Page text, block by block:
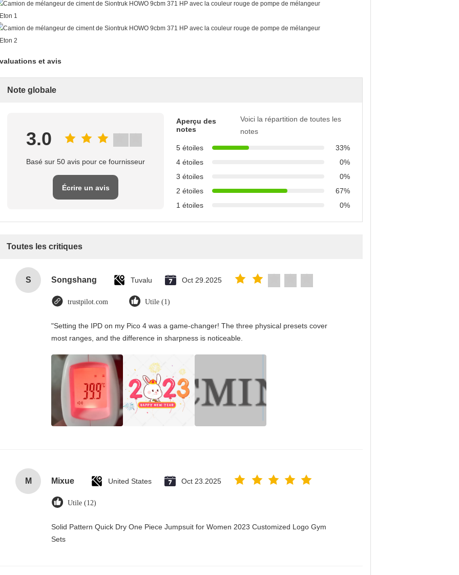
et avis
Note globale
3.0
Basé sur 50 avis pour ce fournisseur
Écrire un avis
Aperçu des
notes
Voici la répartition de toutes les
notes
5 étoiles
33%
4 étoiles
0%
3 étoiles
0%
2 étoiles
67%
1 étoiles
0%
Toutes les critiques
S Songshang Tuvalu Oct 29.2025
trustpilot.com Utile (1)
"Setting the IPD on my Pico 4 was a game-changer! The three physical presets cover
most ranges, and the difference in sharpness is noticeable.
M Mixue United States Oct 23.2025
Utile (12)
Solid Pattern Quick Dry One Piece Jumpsuit for Women 2023 Customized Logo Gym
Sets